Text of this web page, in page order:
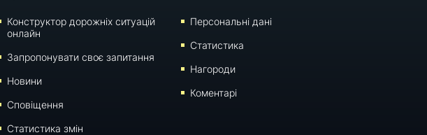
Конструктор дорожніх ситуацій
онлайн
Запропонувати своє запитання
Новини
Сповіщення
Статистика змін
Персональні дані
Статистика
Нагороди
Коментарі